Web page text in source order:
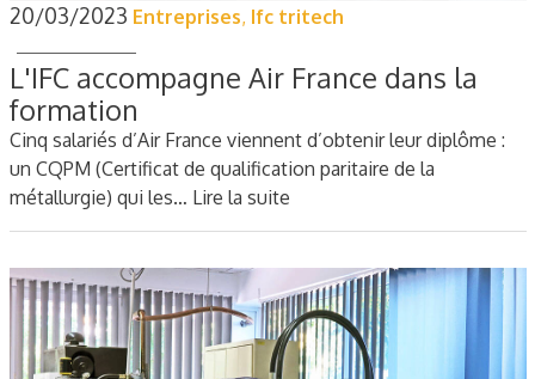
20/03/2023 Entreprises, Ifc tritech
L'IFC accompagne Air France dans la
formation
Cinq salariés d’Air France viennent d’obtenir leur diplôme :
un CQPM (Certificat de qualification paritaire de la
métallurgie) qui les… Lire la suite